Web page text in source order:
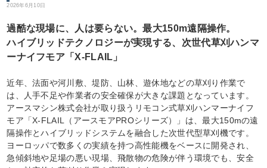
2026年6月10日
過酷な現場に、人は要らない。最大150m遠隔操作。
ハイブリッドテクノロジーが実現する、次世代草刈ハンマ
ーナイフモア「X-FLAIL」
近年、法面や河川敷、堤防、山林、遊休地などの草刈り作業で
は、人手不足や作業者の安全確保が大きな課題となっています。
アースマシン株式会社が取り扱うリモコン式草刈ハンマーナイフ
モア「X-FLAIL（アースモアPROシリーズ）」は、最大150mの遠
隔操作とハイブリッドシステムを融合した次世代型草刈機です。
ヨーロッパで数多くの実績を持つ高性能機をベースに開発され、
急傾斜地や足場の悪い現場、飛散物の危険が伴う環境でも、安全